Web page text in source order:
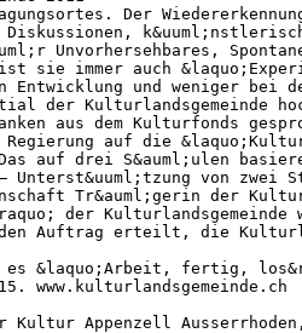
Der
Diskussionen,
Unvorhersehbares,
sie immer auch
und weniger bei
der Kulturlandsgemeinde
aus dem Kulturfonds
auf die
auf drei S&auml;ulen
von zwei
Tr&auml;gerin der
der Kulturlandsgemeinde
Auftrag erteilt, die
es &laquo;Arbeit, fertig,
www.kulturlandsgemeinde.ch
Appenzell